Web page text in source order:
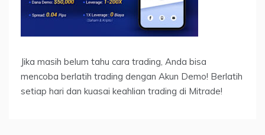
Jika masih belum tahu cara trading, Anda bisa
mencoba berlatih trading dengan Akun Demo! Berlatih
setiap hari dan kuasai keahlian trading di Mitrade!